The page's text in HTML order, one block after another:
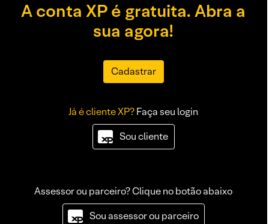
A conta XP é gratuita. Abra a
sua agora!
Cadastrar
Já é cliente XP?Faça seu login
Sou cliente
Assessor ou parceiro? Clique no botão abaixo
Sou assessor ou parceiro